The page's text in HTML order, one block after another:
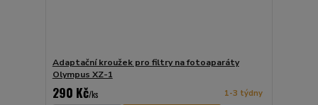
Adaptační kroužek pro filtry na fotoaparáty
Olympus XZ-1
290 Kč/ks 1-3 týdny